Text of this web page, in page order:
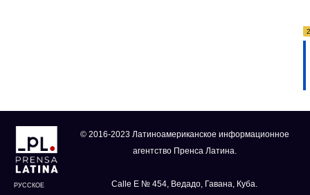
РУССКОЕ
© 2016-2023 Латиноамериканское информационное
агентство Пренса Латина.
Calle E № 454, Ведадо, Гавана, Куба.